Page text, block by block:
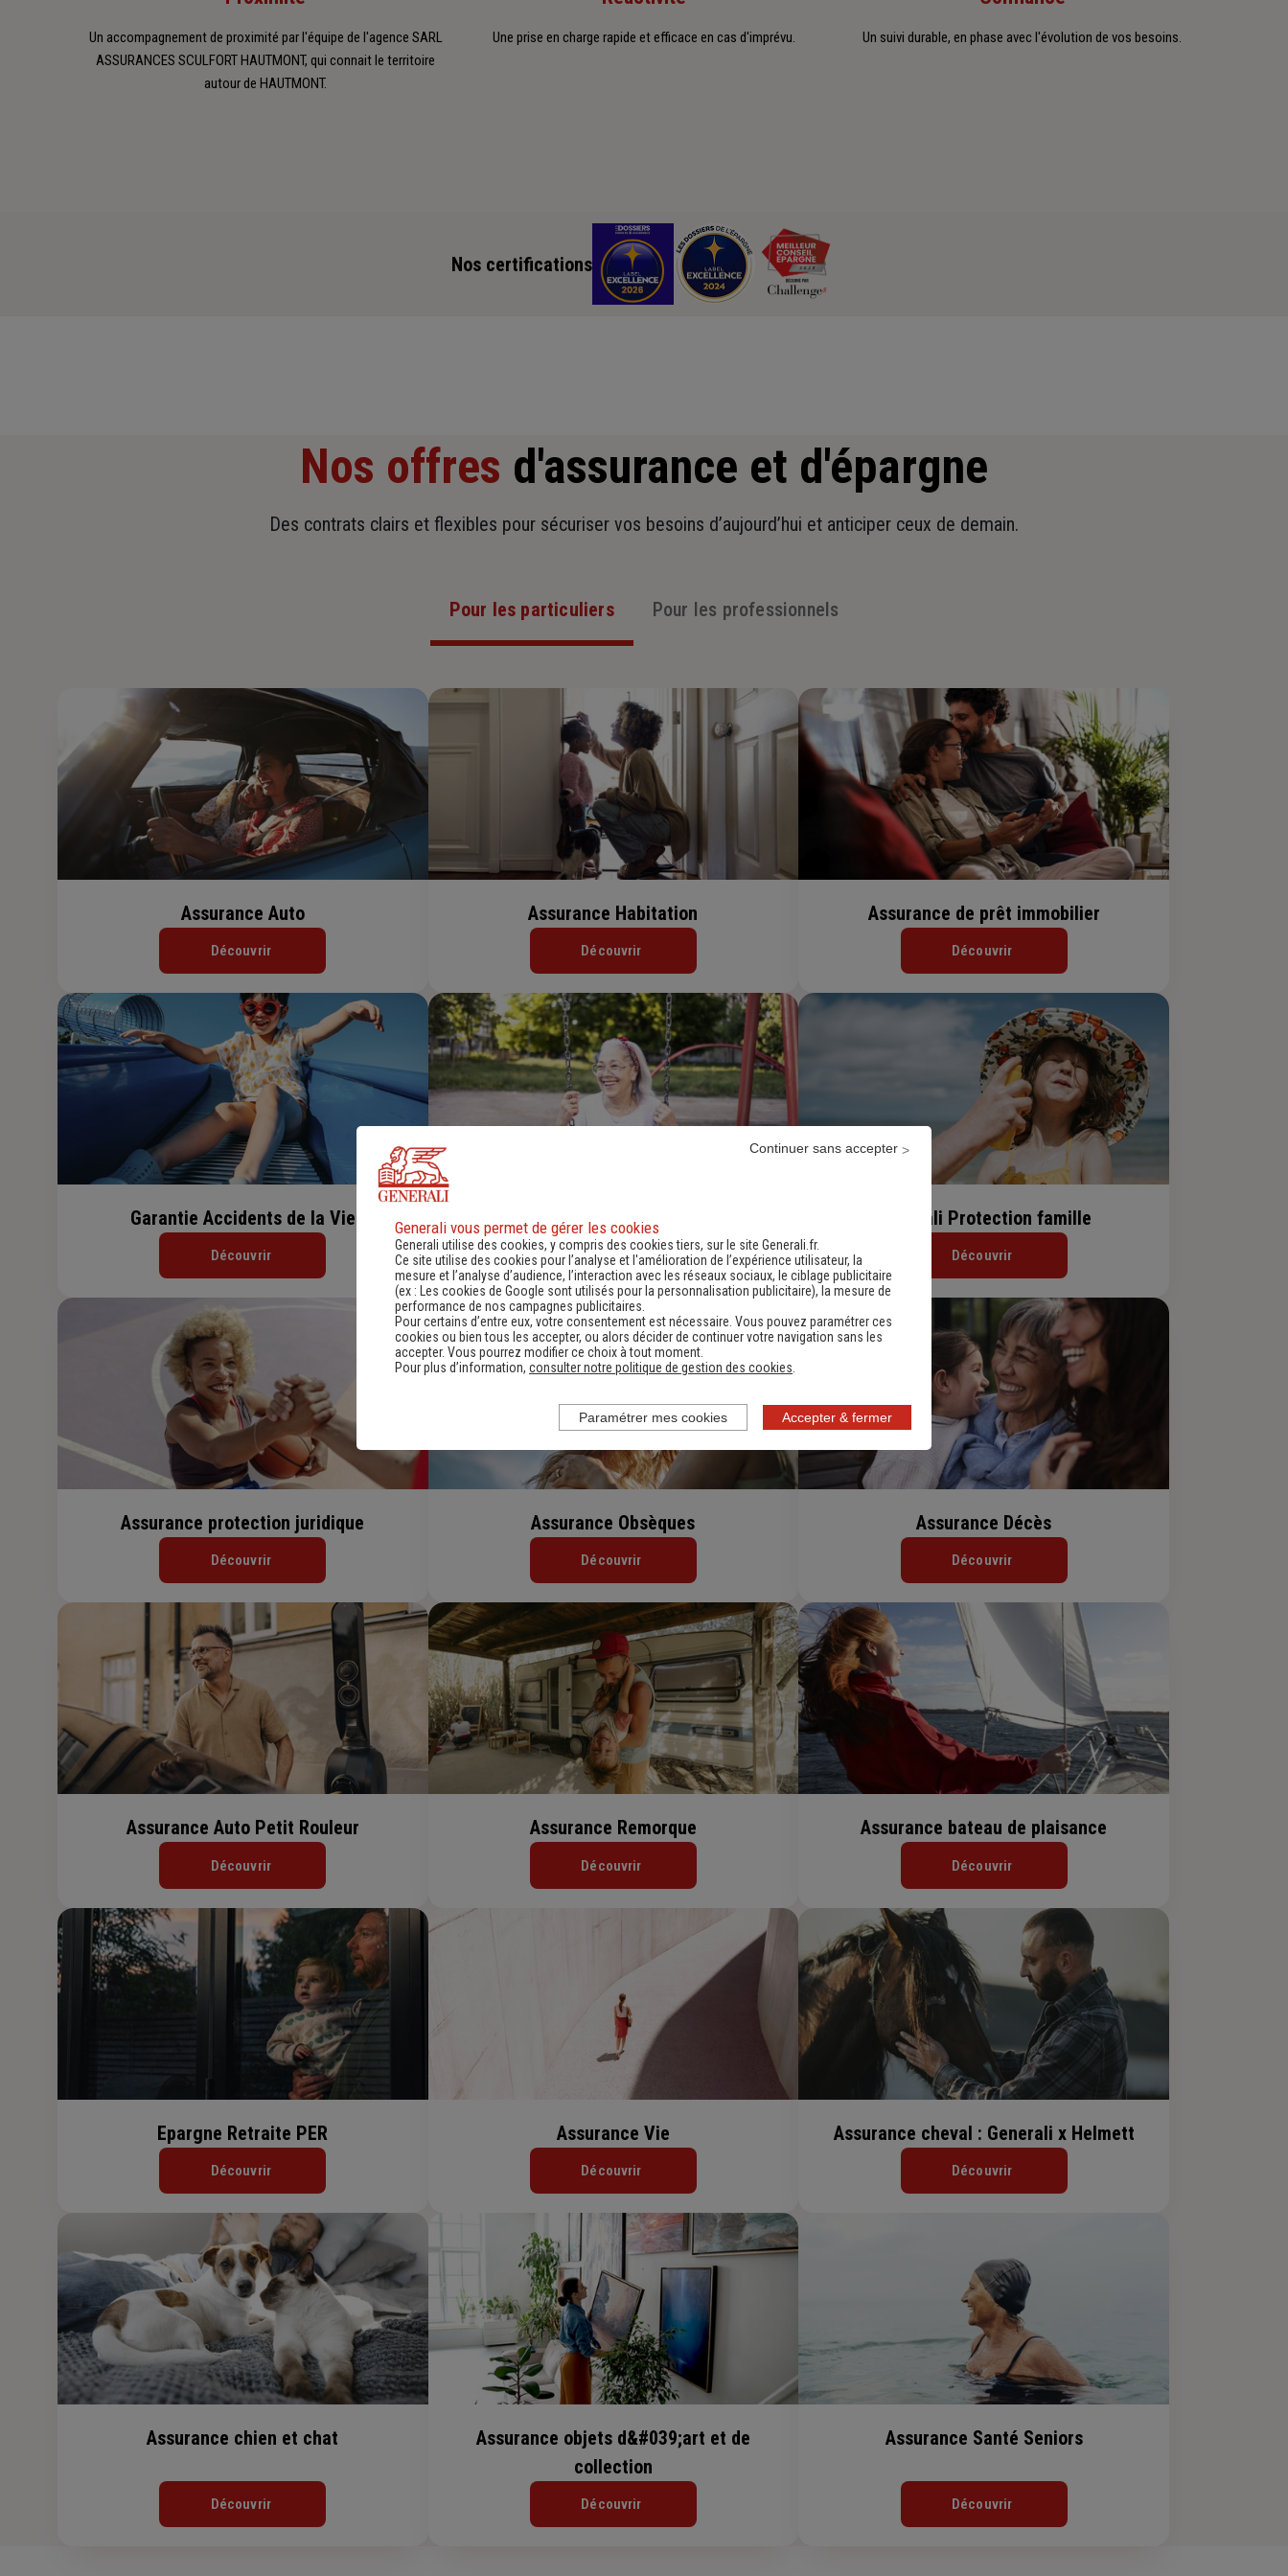
Un accompagnement de proximité par l'équipe de l'agence SARL
ASSURANCES SCULFORT HAUTMONT, qui connait le territoire
autour de HAUTMONT.
Une prise en charge rapide et efficace en cas d'imprévu. Un suivi durable, en phase avec l'évolution de vos besoins.
Nos certifications
Nos offres d'assurance et d'épargne
Des contrats clairs et flexibles pour sécuriser vos besoins d’aujourd’hui et anticiper ceux de demain.
Pour les particuliers Pour les professionnels
Assurance Auto
Découvrir
Assurance Habitation
Découvrir
Assurance de prêt immobilier
Découvrir
Garantie Accidents de la Vie
Découvrir
Assurance Dépendance
Découvrir
Generali Protection famille
Découvrir
Assurance protection juridique
Découvrir
Assurance Obsèques
Découvrir
Assurance Décès
Découvrir
Assurance Auto Petit Rouleur
Découvrir
Assurance Remorque
Découvrir
Assurance bateau de plaisance
Découvrir
Epargne Retraite PER
Découvrir
Assurance Vie
Découvrir
Assurance cheval : Generali x Helmett
Découvrir
Assurance chien et chat
Découvrir
Assurance objets d&#039;art et de
collection
Découvrir
Assurance Santé Seniors
Découvrir
Generali vous permet de gérer les cookies
Generali utilise des cookies, y compris des cookies tiers, sur le site Generali.fr.
Ce site utilise des cookies pour l’analyse et l'amélioration de l’expérience utilisateur, la
mesure et l’analyse d’audience, l’interaction avec les réseaux sociaux, le ciblage publicitaire
(ex :
Les cookies de Google sont utilisés pour la personnalisation publicitaire), la mesure de
performance de nos campagnes publicitaires.
Pour certains d’entre eux, votre consentement est nécessaire. Vous pouvez paramétrer ces
cookies ou bien tous les accepter, ou alors décider de continuer votre navigation sans les
accepter. Vous pourrez modifier ce choix à tout moment.
Pour plus d’information, consulter notre politique de gestion des cookies
Accepter & fermer
Continuer sans accepter
Paramétrer mes cookies